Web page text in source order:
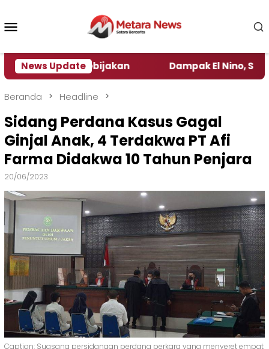
konten
News Update
Kebijakan Dampak El Nino, Sejumlah
Beranda Headline
Sidang Perdana Kasus Gagal
Ginjal Anak, 4 Terdakwa PT Afi
Farma Didakwa 10 Tahun Penjara
20/06/2023
Caption: Suasana persidangan perdana perkara yang menyeret empat